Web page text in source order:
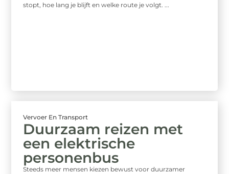
stopt, hoe lang je blijft en welke route je volgt. ...
Vervoer En Transport
Duurzaam reizen met
een elektrische
personenbus
Steeds meer mensen kiezen bewust voor duurzamer